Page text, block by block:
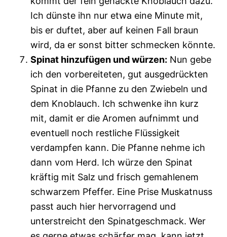
Ich dünste ihn nur etwa eine Minute mit,
bis er duftet, aber auf keinen Fall braun
wird, da er sonst bitter schmecken könnte.
Spinat hinzufügen und würzen: Nun gebe
ich den vorbereiteten, gut ausgedrückten
Spinat in die Pfanne zu den Zwiebeln und
dem Knoblauch. Ich schwenke ihn kurz
mit, damit er die Aromen aufnimmt und
eventuell noch restliche Flüssigkeit
verdampfen kann. Die Pfanne nehme ich
dann vom Herd. Ich würze den Spinat
kräftig mit Salz und frisch gemahlenem
schwarzem Pfeffer. Eine Prise Muskatnuss
passt auch hier hervorragend und
unterstreicht den Spinatgeschmack. Wer